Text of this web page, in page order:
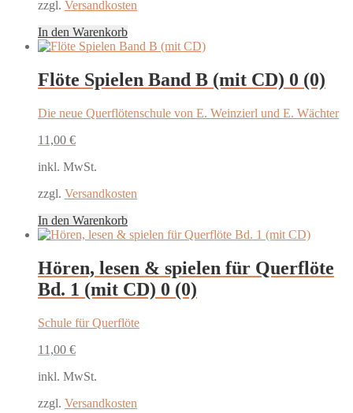
zzgl. Versandkosten
In den Warenkorb
Flöte Spielen Band B (mit CD) 0 (0)
Die neue Querflötenschule von E. Weinzierl und E. Wächter
11,00 €
inkl. MwSt.
zzgl. Versandkosten
In den Warenkorb
Hören, lesen & spielen für Querflöte
Bd. 1 (mit CD) 0 (0)
Schule für Querflöte
11,00 €
inkl. MwSt.
zzgl. Versandkosten